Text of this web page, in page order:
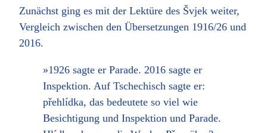
Zunächst ging es mit der Lektüre des Švjek weiter,
Vergleich zwischen den Übersetzungen 1916/26 und
2016.
»1926 sagte er Parade. 2016 sagte er
Inspektion. Auf Tschechisch sagte er:
přehlídka, das bedeutete so viel wie
Besichtigung und Inspektion und Parade.